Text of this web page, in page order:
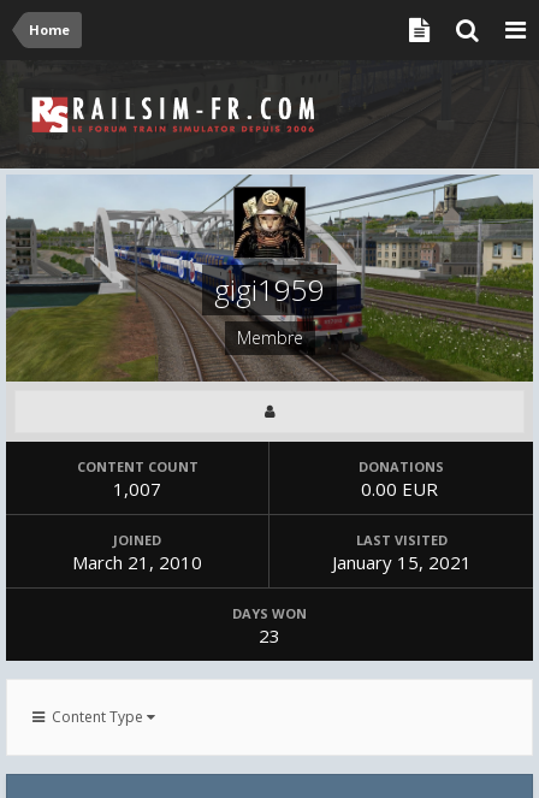
Home
gigi1959
Membre
CONTENT COUNT
1,007
DONATIONS
0.00 EUR
JOINED
March 21, 2010
LAST VISITED
January 15, 2021
DAYS WON
23
Content Type